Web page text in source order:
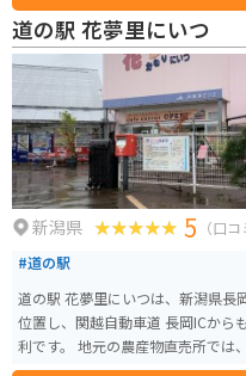
た、周辺には、日本海や佐潟など
す。道の駅を起点に、ツーリングを楽しむ
土料理である「へぎそば」を提供
道の駅 花夢里にいつ
新潟県 5 （口コ
#道の駅
道の駅 花夢里にいつは、新潟県長
位置し、関越自動車道 長岡ICから
利です。 地元の農産物直売所では、新鮮な野菜や果物を買うことができま
す。特に、地元産のコシヒカリや